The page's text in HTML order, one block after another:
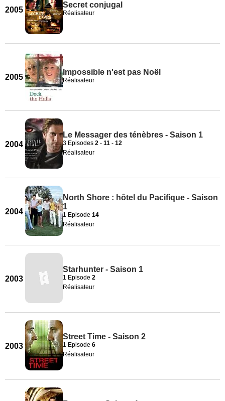
2005
Secret conjugal
Réalisateur
2005
Impossible n'est pas Noël
Réalisateur
2004
Le Messager des ténèbres - Saison 1
3 Episodes 2 - 11 - 12
Réalisateur
2004
North Shore : hôtel du Pacifique - Saison
1
1 Episode 14
Réalisateur
2003
Starhunter - Saison 1
1 Episode 2
Réalisateur
2003
Street Time - Saison 2
1 Episode 6
Réalisateur